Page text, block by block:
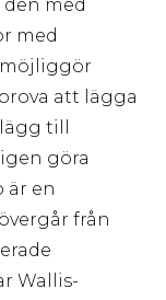
med
med
att lägga
till
göra
är en
från
Wallis-